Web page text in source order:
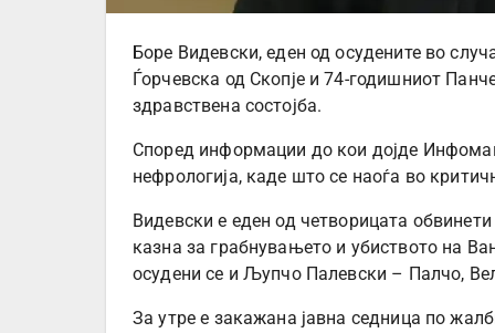
Боре Видевски, еден од осудените во
Ѓорчевска од Скопје и 74-годишниот
здравствена состојба.
Според информации до кои дојде
нефрологија, каде што се наоѓа во
Видевски е еден од четворицата
казна за грабнувањето и убиството на
осудени се и Љупчо Палевски – Палчо,
За утре е закажана јавна седница по